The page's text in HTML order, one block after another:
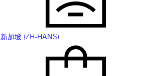
新加坡 (ZH-HANS)